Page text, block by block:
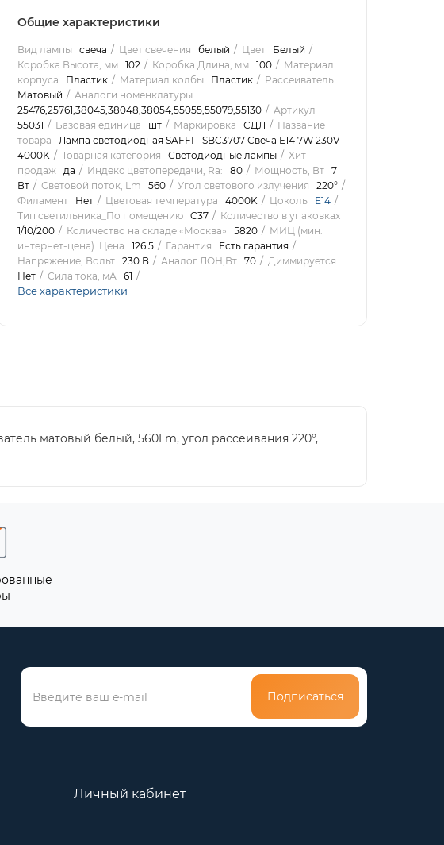
Общие характеристики
Вид лампы свеча Цвет свечения белый Цвет
Белый
Коробка Высота, мм
102 Коробка Длина, мм 100
Материал
корпуса
Пластик Материал колбы Пластик
Рассеиватель
Матовый
Аналоги номенклатуры
25476,25761,38045,38048,38054,55055,55079,55130
Артикул
55031
Базовая единица шт Маркировка СДЛ
Название
товара
Лампа светодиодная SAFFIT SBC3707 Свеча E14 7W 230V
4000K
Товарная категория Светодиодные лампы
Хит
продаж
да Индекс цветопередачи, Ra: 80 Мощность, Вт
7
Вт
Световой поток, Lm 560 Угол светового излучения
220°
Филамент
Нет Цветовая температура 4000K Цоколь
E14
Тип светильника_По помещению
C37
Количество в упаковках
1/10/200
Количество на складе «Москва» 5820
МИЦ (мин.
интернет-цена): Цена
126.5 Гарантия
Есть гарантия
Напряжение, Вольт
230 В Аналог ЛОН,Вт 70
Диммируется
Нет
Сила тока, мА 61
Все характеристики
матовый белый, 560Lm, угол рассеивания 220°,
Подписаться
Личный кабинет